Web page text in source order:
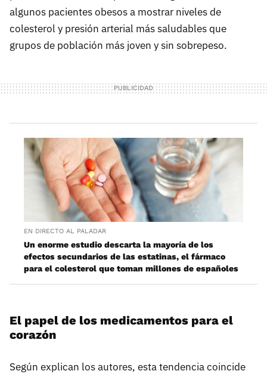
algunos pacientes obesos a mostrar niveles de
colesterol y presión arterial más saludables que
grupos de población más joven y sin sobrepeso.
EN DIRECTO AL PALADAR
Un enorme estudio descarta la mayoría de los
efectos secundarios de las estatinas, el fármaco
para el colesterol que toman millones de españoles
El papel de los medicamentos para el
corazón
Según explican los autores, esta tendencia coincide